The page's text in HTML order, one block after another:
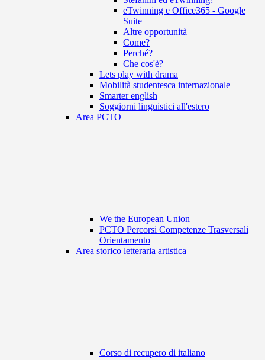
eTwinning e Office365 - Google
Suite
Altre opportunità
Come?
Perché?
Che cos'è?
Lets play with drama
Mobilità studentesca internazionale
Smarter english
Soggiorni linguistici all'estero
Area PCTO
We the European Union
PCTO Percorsi Competenze Trasversali
Orientamento
Area storico letteraria artistica
Corso di recupero di italiano